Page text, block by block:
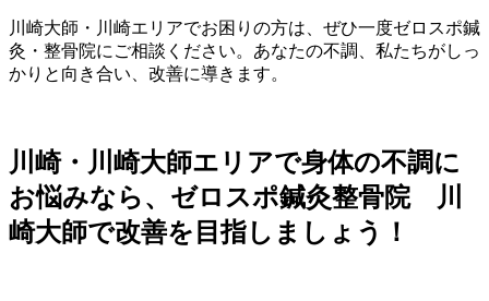
川崎大師・川崎エリアでお困りの方は、ぜひ一度ゼロスポ鍼
灸・整骨院にご相談ください。あなたの不調、私たちがしっ
かりと向き合い、改善に導きます。
川崎・川崎大師エリアで身体の不調に
お悩みなら、ゼロスポ鍼灸整骨院 川
崎大師で改善を目指しましょう！